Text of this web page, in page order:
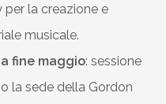
la creazione e
musicale.
fine maggio: sessione
la sede della Gordon